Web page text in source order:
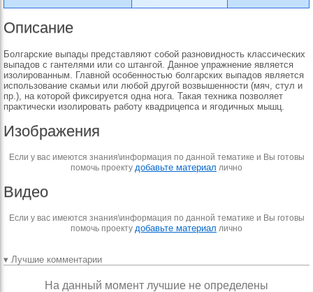
Описание
Болгарские выпады представляют собой разновидность классических
выпадов с гантелями или со штангой. Данное упражнение является
изолированным. Главной особенностью болгарских выпадов является
использование скамьи или любой другой возвышенности (мяч, стул и
пр.), на которой фиксируется одна нога. Такая техника позволяет
практически изолировать работу квадрицепса и ягодичных мышц.
Изображения
Если у вас имеются знания\информация по данной тематике и Вы готовы
помочь проекту добавьте материал лично
Видео
Если у вас имеются знания\информация по данной тематике и Вы готовы
помочь проекту добавьте материал лично
▾ Лучшие комментарии
На данный момент лучшие не определены